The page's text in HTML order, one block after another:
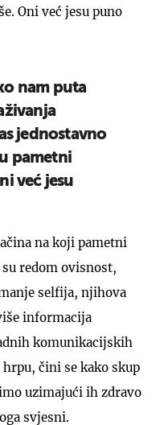
Oni već jesu puno
nam puta
jednostavno
pametni
već jesu
na koji pametni
redom ovisnost,
selfija, njihova
informacija
komunikacijskih
čini se kako skup
uzimajući ih zdravo
svjesni.